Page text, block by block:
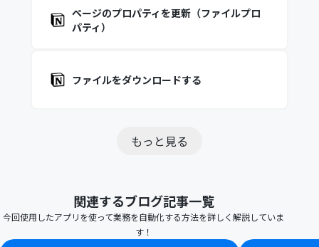
ページのプロパティを更新（ファイルプロ
パティ）
ファイルをダウンロードする
もっと見る
関連するブログ記事一覧
今回使用したアプリを使って業務を自動化する方法を詳しく解説していま
す！